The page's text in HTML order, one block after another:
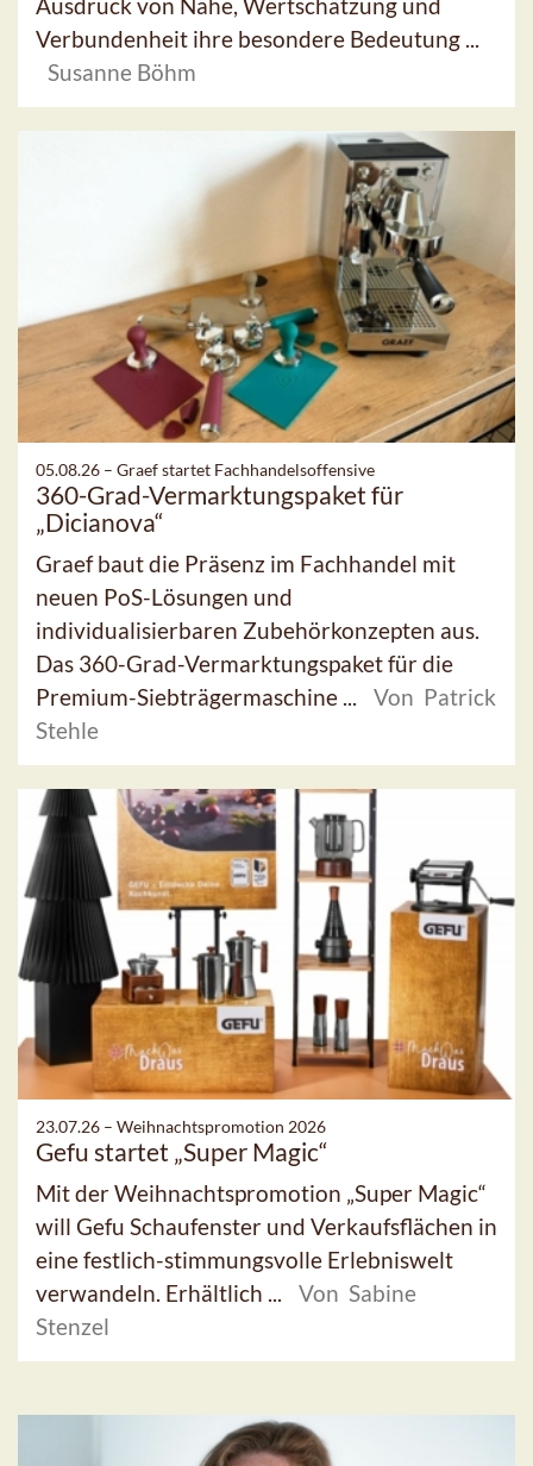
Ausdruck von Nähe, Wertschätzung und
Verbundenheit ihre besondere Bedeutung ...
Susanne Böhm
05.08.26 – Graef startet Fachhandelsoffensive
360-Grad-Vermarktungspaket für
„Dicianova“
Graef baut die Präsenz im Fachhandel mit
neuen PoS-Lösungen und
individualisierbaren Zubehörkonzepten aus.
Das 360-Grad-Vermarktungspaket für die
Premium-Siebträgermaschine ...
Von Patrick
Stehle
23.07.26 – Weihnachtspromotion 2026
Gefu startet „Super Magic“
Mit der Weihnachtspromotion „Super Magic“
will Gefu Schaufenster und Verkaufsflächen in
eine festlich-stimmungsvolle Erlebniswelt
verwandeln. Erhältlich ...
Von Sabine
Stenzel